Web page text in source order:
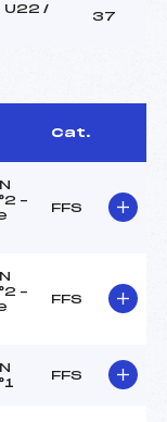
U22 /
37
Cat.
–
FFS
–
FFS
FFS